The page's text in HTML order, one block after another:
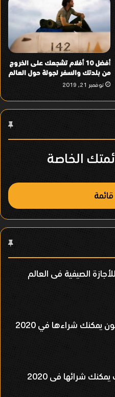
أفضل 10 أفلام تشجعك على الخروج
من بلدتك والسفر لجولة حول العالم
نوفمبر 21, 2019
الخاصة
للأجازة الصيفية فى العالم
شراءها في 2020